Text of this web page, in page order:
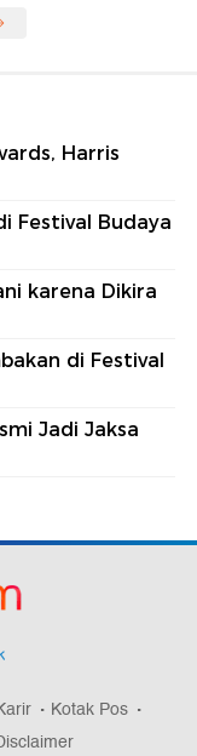
Harris
Festival Budaya
karena Dikira
di Festival
Jadi Jaksa
Kotak Pos